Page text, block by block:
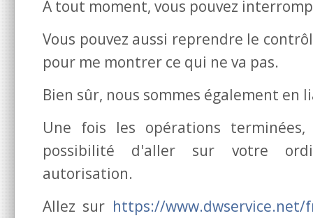
A tout moment, vous pouvez
Vous pouvez aussi reprendre le
pour me montrer ce qui ne va pas.
Bien sûr, nous sommes également en
Une fois les opérations
possibilité d'aller sur votre
autorisation.
Allez sur https://www.dwservice.net/